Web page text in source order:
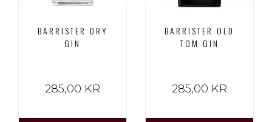
BARRISTER DRY
GIN
285,00 KR
BARRISTER OLD
TOM GIN
285,00 KR